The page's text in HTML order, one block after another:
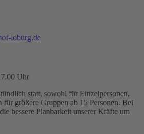
loburg.de
Uhr
statt, sowohl für Einzelpersonen,
für größere Gruppen ab 15 Personen. Bei
bessere Planbarkeit unserer Kräfte um